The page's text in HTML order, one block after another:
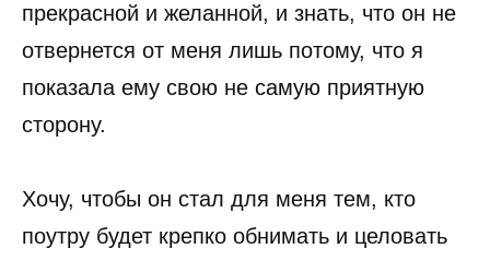
прекрасной и желанной, и знать, что он не
отвернется от меня лишь потому, что я
показала ему свою не самую приятную
сторону.
Хочу, чтобы он стал для меня тем, кто
поутру будет крепко обнимать и целовать